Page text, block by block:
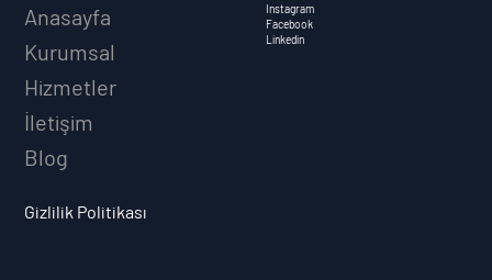
Sosyal Medya Yönetimi: Markanızı
Dünyada Nasıl Güçlendirebilirsiniz?
Anasayfa
Kurumsal
Hizmetler
İletişim
Blog
Gizlilik Politikası
Instagram
Facebook
Linkedin